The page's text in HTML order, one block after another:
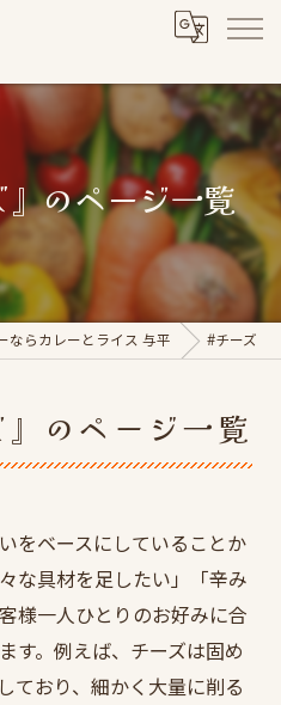
のページ一覧
ならカレーとライス 与平 #チーズ
のページ一覧
をベースにしていることか
な具材を足したい」「辛み
様一人ひとりのお好みに合
す。例えば、チーズは固め
ており、細かく大量に削る